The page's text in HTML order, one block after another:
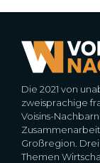
Die 2021 von
zweisprachige
Voisins-
Großregion.
Themen